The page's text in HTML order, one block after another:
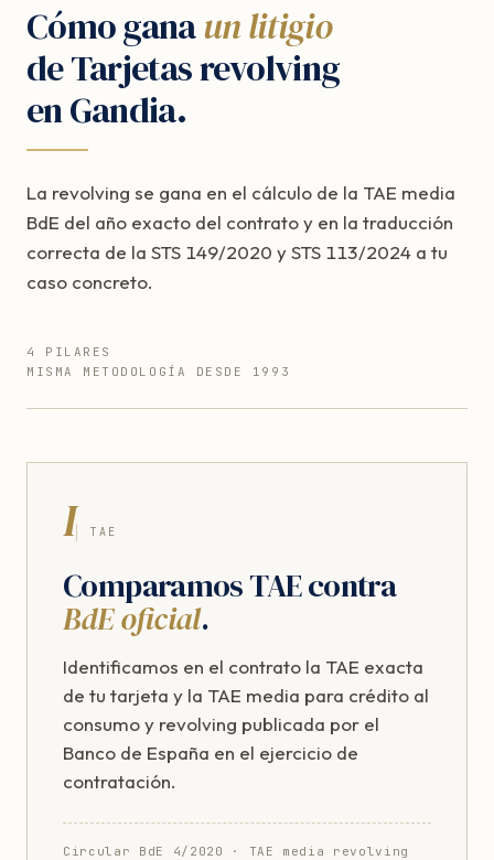
Cómo ganaun litigio
de Tarjetas revolving
en Gandia.
La revolving se gana en el cálculo de la TAE media
BdE del año exacto del contrato y en la traducción
correcta de la STS 149/2020 y STS 113/2024 a tu
caso concreto.
4 PILARES
MISMA METODOLOGÍA DESDE 1993
I TAE
Comparamos TAE contra
BdE oficial.
Identificamos en el contrato la TAE exacta
de tu tarjeta y la TAE media para crédito al
consumo y revolving publicada por el
Banco de España en el ejercicio de
contratación.
Circular BdE 4/2020 · TAE media revolving